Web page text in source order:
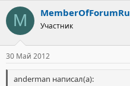
M Участник
30 Май 2012
anderman написал(а):